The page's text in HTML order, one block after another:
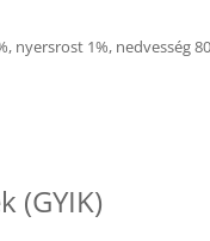
nyersrost 1%, nedvesség
(GYIK)